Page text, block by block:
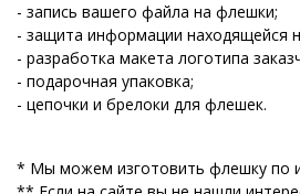
- запись вашего файла на флешки;
- защита информации находящейся
- разработка макета логотипа
- подарочная упаковка;
- цепочки и брелоки для флешек.
* Мы можем изготовить флешку по